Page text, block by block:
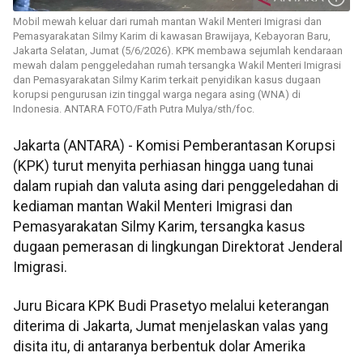
Mobil mewah keluar dari rumah mantan Wakil Menteri Imigrasi dan
Pemasyarakatan Silmy Karim di kawasan Brawijaya, Kebayoran Baru,
Jakarta Selatan, Jumat (5/6/2026). KPK membawa sejumlah kendaraan
mewah dalam penggeledahan rumah tersangka Wakil Menteri Imigrasi
dan Pemasyarakatan Silmy Karim terkait penyidikan kasus dugaan
korupsi pengurusan izin tinggal warga negara asing (WNA) di
Indonesia. ANTARA FOTO/Fath Putra Mulya/sth/foc.
Jakarta (ANTARA) - Komisi Pemberantasan Korupsi
(KPK) turut menyita perhiasan hingga uang tunai
dalam rupiah dan valuta asing dari penggeledahan di
kediaman mantan Wakil Menteri Imigrasi dan
Pemasyarakatan Silmy Karim, tersangka kasus
dugaan pemerasan di lingkungan Direktorat Jenderal
Imigrasi.
Juru Bicara KPK Budi Prasetyo melalui keterangan
diterima di Jakarta, Jumat menjelaskan valas yang
disita itu, di antaranya berbentuk dolar Amerika